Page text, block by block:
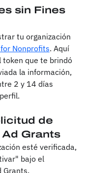
sin Fines
tu organización
Nonprofits. Aquí
token que te brindó
la información,
2 y 14 días
de
Grants
esté verificada,
bajo el
Grants.